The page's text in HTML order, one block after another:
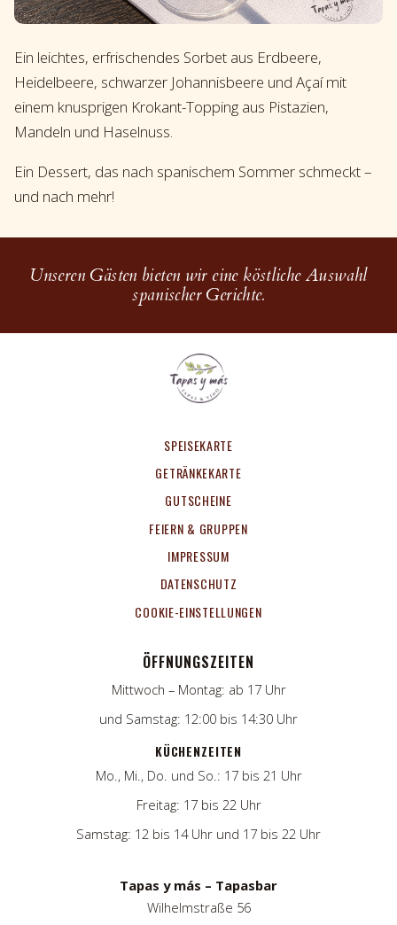
Ein leichtes, erfrischendes Sorbet aus Erdbeere,
Heidelbeere, schwarzer Johannisbeere und Açaí mit
einem knusprigen Krokant-Topping aus Pistazien,
Mandeln und Haselnuss.
Ein Dessert, das nach spanischem Sommer schmeckt –
und nach mehr!
Unseren Gästen bieten wir eine köstliche Auswahl
spanischer Gerichte.
SPEISEKARTE
GETRÄNKEKARTE
GUTSCHEINE
FEIERN & GRUPPEN
IMPRESSUM
DATENSCHUTZ
COOKIE-EINSTELLUNGEN
ÖFFNUNGSZEITEN
Mittwoch – Montag: ab 17 Uhr
und Samstag: 12:00 bis 14:30 Uhr
KÜCHENZEITEN
Mo., Mi., Do. und So.: 17 bis 21 Uhr
Freitag: 17 bis 22 Uhr
Samstag: 12 bis 14 Uhr und 17 bis 22 Uhr
Tapas y más – Tapasbar
Wilhelmstraße 56